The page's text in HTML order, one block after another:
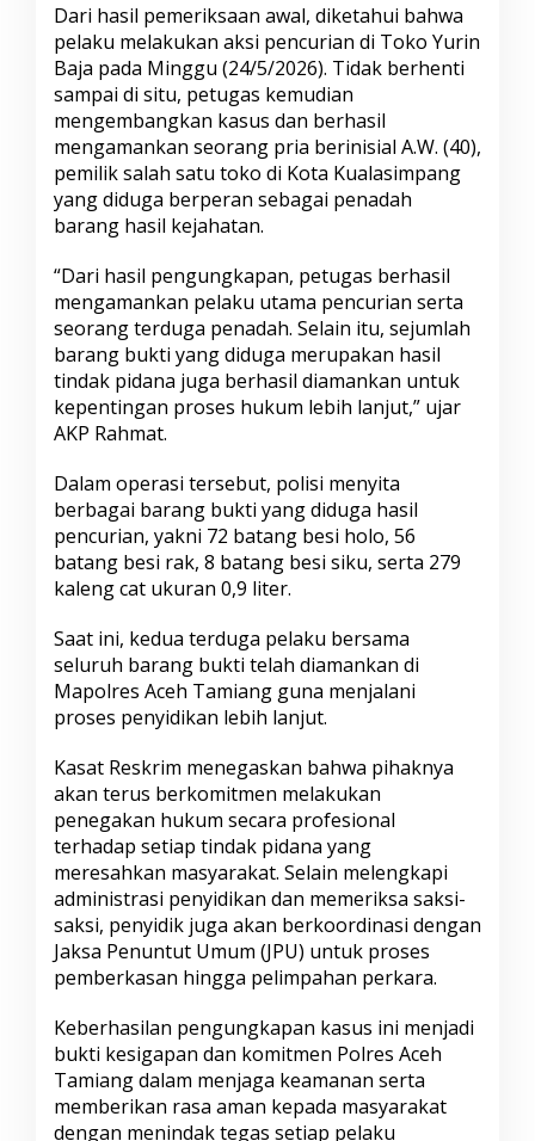
Dari hasil pemeriksaan awal, diketahui bahwa
pelaku melakukan aksi pencurian di Toko Yurin
Baja pada Minggu (24/5/2026). Tidak berhenti
sampai di situ, petugas kemudian
mengembangkan kasus dan berhasil
mengamankan seorang pria berinisial A.W. (40),
pemilik salah satu toko di Kota Kualasimpang
yang diduga berperan sebagai penadah
barang hasil kejahatan.
“Dari hasil pengungkapan, petugas berhasil
mengamankan pelaku utama pencurian serta
seorang terduga penadah. Selain itu, sejumlah
barang bukti yang diduga merupakan hasil
tindak pidana juga berhasil diamankan untuk
kepentingan proses hukum lebih lanjut,” ujar
AKP Rahmat.
Dalam operasi tersebut, polisi menyita
berbagai barang bukti yang diduga hasil
pencurian, yakni 72 batang besi holo, 56
batang besi rak, 8 batang besi siku, serta 279
kaleng cat ukuran 0,9 liter.
Saat ini, kedua terduga pelaku bersama
seluruh barang bukti telah diamankan di
Mapolres Aceh Tamiang guna menjalani
proses penyidikan lebih lanjut.
Kasat Reskrim menegaskan bahwa pihaknya
akan terus berkomitmen melakukan
penegakan hukum secara profesional
terhadap setiap tindak pidana yang
meresahkan masyarakat. Selain melengkapi
administrasi penyidikan dan memeriksa saksi-
saksi, penyidik juga akan berkoordinasi dengan
Jaksa Penuntut Umum (JPU) untuk proses
pemberkasan hingga pelimpahan perkara.
Keberhasilan pengungkapan kasus ini menjadi
bukti kesigapan dan komitmen Polres Aceh
Tamiang dalam menjaga keamanan serta
memberikan rasa aman kepada masyarakat
dengan menindak tegas setiap pelaku